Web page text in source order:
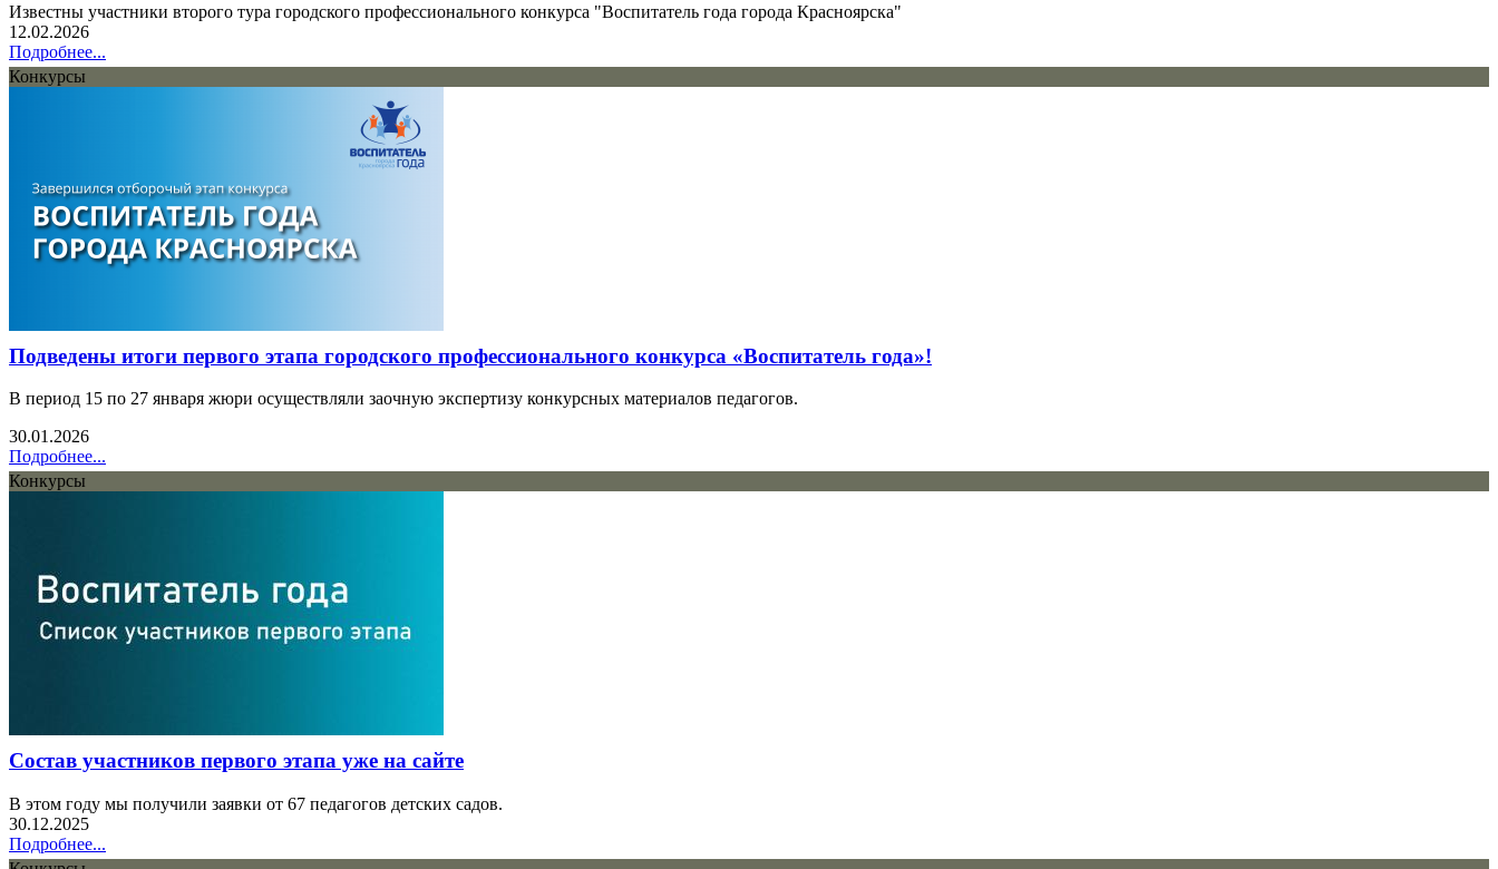
Известны участники второго тура городского профессионального конкурса "Воспитатель года города Красноярска"
12.02.2026
Подробнее...
Конкурсы
Подведены итоги первого этапа городского профессионального конкурса «Воспитатель года»!
В период 15 по 27 января жюри осуществляли заочную экспертизу конкурсных материалов педагогов.
30.01.2026
Подробнее...
Конкурсы
Состав участников первого этапа уже на сайте
В этом году мы получили заявки от 67 педагогов детских садов.
30.12.2025
Подробнее...